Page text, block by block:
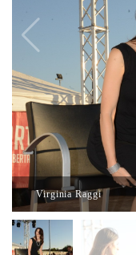
Virginia Raggi